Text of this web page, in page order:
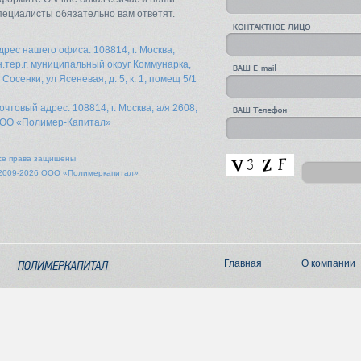
обязательно вам ответят.
нашего офиса: 108814, г. Москва,
муниципальный округ Коммунарка,
Сосенки, ул Ясеневая, д. 5, к. 1, помещ 5/1
адрес: 108814, г. Москва, а/я 2608,
«Полимер-Капитал»
права защищены
2026 ООО «Полимеркапитал»
Главная О компании